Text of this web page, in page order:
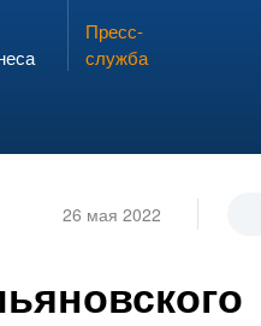
Запах газа?
104
Пресс-
служба
26 мая 2022